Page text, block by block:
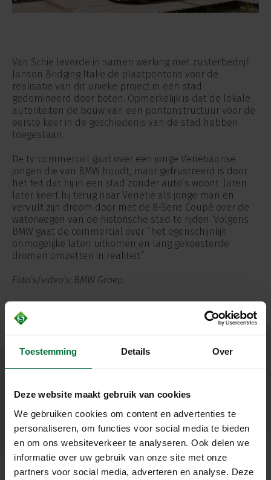
Toestemming Details Over
Deze website maakt gebruik van cookies
We gebruiken cookies om content en advertenties te
personaliseren, om functies voor social media te bieden
en om ons websiteverkeer te analyseren. Ook delen we
informatie over uw gebruik van onze site met onze
partners voor social media, adverteren en analyse. Deze
Van Schie leverde in samen werking met zusterbedrijf
Janson Bridging Italië de plaatpontons voor de
realisatie van dit unieke project in een stad
gedomineerd door boten. Opmerkelijk is dat de lokale
autoriteiten de bouw van een pontonstructuur voor de
eerste keer in de geschiedenis van de stad hebben
toegestaan.
De tv-commercial gaat over een jonge Venetiaanse
jongen die van BMW houdt, maar gefrustreerd is door
het feit dat hij in een stad zonder auto’s woont. Jaren
later keert hij terug naar Venetië als jonge man en
vervult zijn droom door met de 8-Serie Coupé over de
waterwegen van de historische stad te rijden. Volgens
BMW gaat de commercial over “het ogenschijnlijk
onmogelijke laten uitkomen en lang gekoesterde
dromen omzetten in realiteit.”
Foto’s/video’s: BMW Groep.